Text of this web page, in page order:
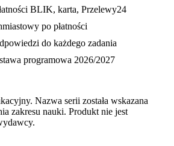
BLIK, karta, Przelewy24
po płatności
do każdego zadania
programowa 2026/2027
Nazwa serii została wskazana
zakresu nauki. Produkt nie jest